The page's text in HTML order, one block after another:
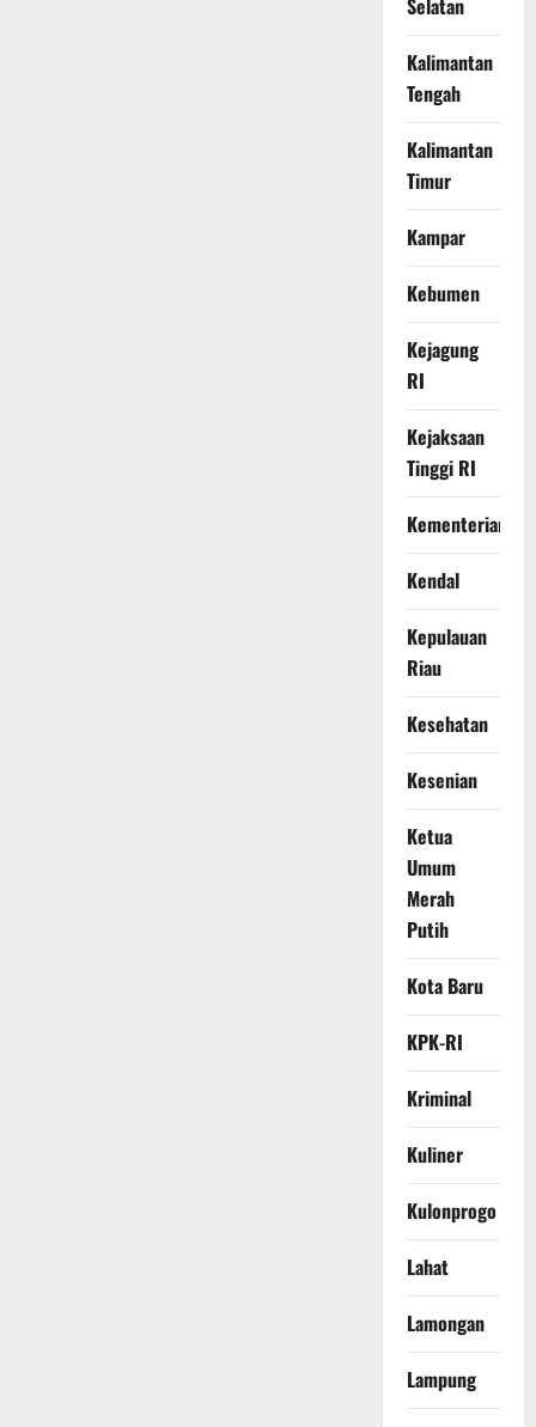
Selatan
Kalimantan
Tengah
Kalimantan
Timur
Kampar
Kebumen
Kejagung
RI
Kejaksaan
Tinggi RI
Kementerian
Kendal
Kepulauan
Riau
Kesehatan
Kesenian
Ketua
Umum
Merah
Putih
Kota Baru
KPK-RI
Kriminal
Kuliner
Kulonprogo
Lahat
Lamongan
Lampung